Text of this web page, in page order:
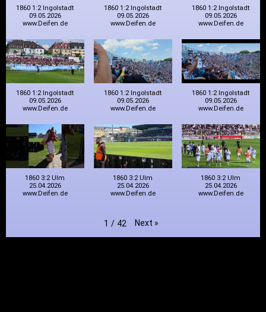
1860 1:2 Ingolstadt
09.05.2026
www.Deifen.de
1860 1:2 Ingolstadt
09.05.2026
www.Deifen.de
1860 1:2 Ingolstadt
09.05.2026
www.Deifen.de
1860 1:2 Ingolstadt
09.05.2026
www.Deifen.de
1860 1:2 Ingolstadt
09.05.2026
www.Deifen.de
1860 1:2 Ingolstadt
09.05.2026
www.Deifen.de
1860 3:2 Ulm
25.04.2026
www.Deifen.de
1860 3:2 Ulm
25.04.2026
www.Deifen.de
1860 3:2 Ulm
25.04.2026
www.Deifen.de
1 / 42 Next »